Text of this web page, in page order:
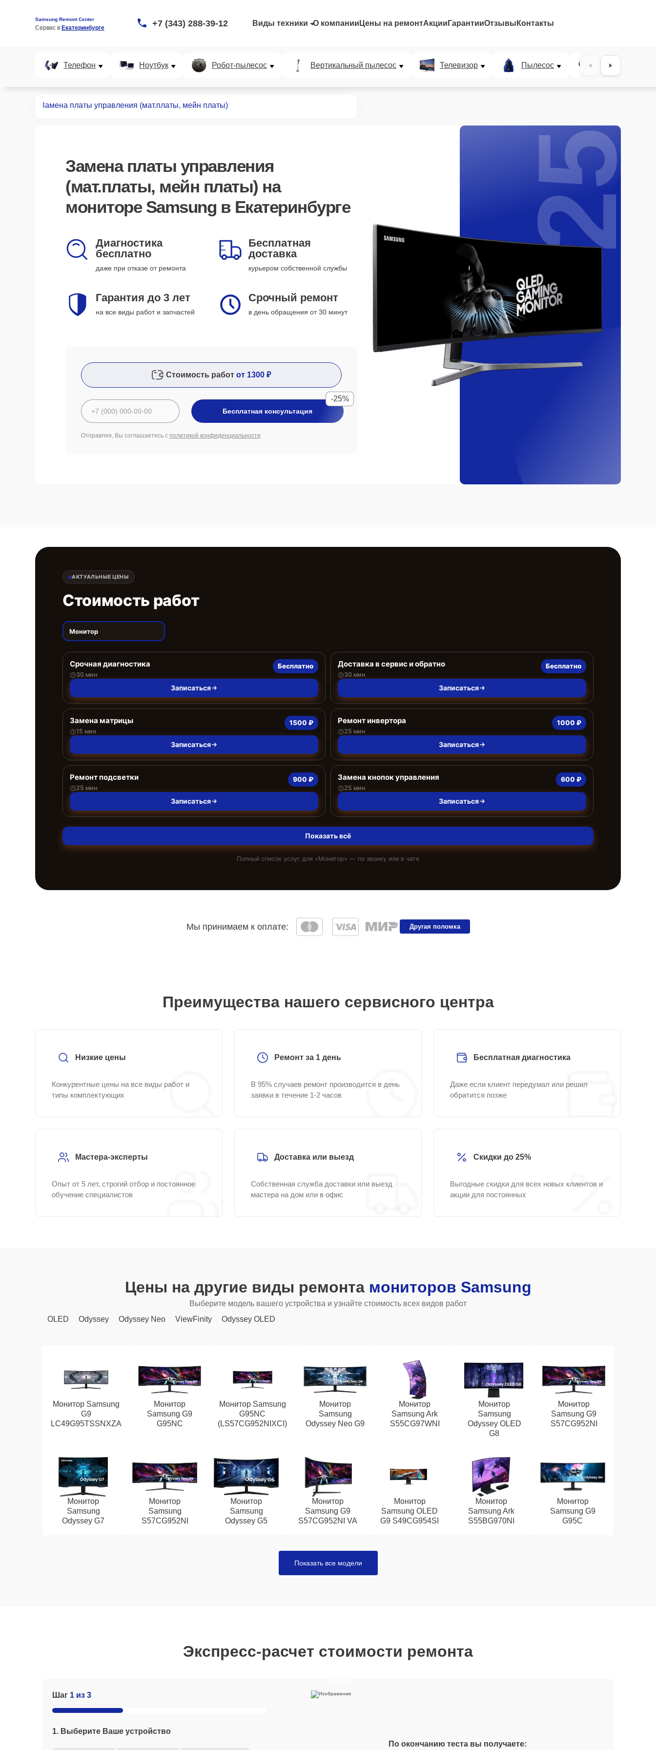
Samsung Remont Center
Сервис в Екатеринбурге +7 (343) 288-39-12 Виды техники О компании Цены на ремонтАкции ГарантииОтзывы Контакты
Телефон Ноутбук Робот-пылесос Вертикальный пылесос Телевизор Пылесос Проектор
Замена платы управления (мат.платы, мейн платы)
Замена платы управления
(мат.платы, мейн платы) на
мониторе Samsung в Екатеринбурге
Диагностика
бесплатно
даже при отказе от ремонта
Бесплатная
доставка
курьером собственной службы
Гарантия до 3 лет
на все виды работ и запчастей
Срочный ремонт
в день обращения от 30 минут
Стоимость работ от 1300 ₽
Бесплатная консультация
-25%
Отправляя, Вы соглашаетесь с политикой конфиденциальности
25%
АКТУАЛЬНЫЕ ЦЕНЫ
Стоимость работ
Монитор
Срочная диагностика
30 мин
Бесплатно
Записаться
Доставка в сервис и обратно
30 мин
Бесплатно
Записаться
Замена матрицы
15 мин
1500 ₽
Записаться
Ремонт инвертора
25 мин
1000 ₽
Записаться
Ремонт подсветки
25 мин
900 ₽
Записаться
Замена кнопок управления
25 мин
600 ₽
Записаться
Показать всё
Полный список услуг для «Монитор» — по звонку или в чате
Мы принимаем к оплате: Другая поломка
Преимущества нашего сервисного центра
Низкие цены
Конкурентные цены на все виды работ и
типы комплектующих
Ремонт за 1 день
В 95% случаев ремонт производится в день
заявки в течение 1-2 часов
Бесплатная диагностика
Даже если клиент передумал или решил
обратится позже
Мастера-эксперты
Опыт от 5 лет, строгий отбор и постоянное
обучение специалистов
Доставка или выезд
Собственная служба доставки или выезд
мастера на дом или в офис
Скидки до 25%
Выгодные скидки для всех новых клиентов и
акции для постоянных
Цены на другие виды ремонта мониторов Samsung
Выберите модель вашего устройства и узнайте стоимость всех видов работ
OLED
Odyssey Odyssey Neo ViewFinity Odyssey OLED
Монитор Samsung
G9
LC49G95TSSNXZA
Монитор
Samsung G9
G95NC
Монитор Samsung
G95NC
(LS57CG952NIXCI)
Монитор
Samsung
Odyssey Neo G9
Монитор
Samsung Ark
S55CG97WNI
Монитор
Samsung
Odyssey OLED
G8
Монитор
Samsung G9
S57CG952NI
Монитор
Samsung
Odyssey G7
Монитор
Samsung
S57CG952NI
Монитор
Samsung
Odyssey G5
Монитор
Samsung G9
S57CG952NI VA
Монитор
Samsung OLED
G9 S49CG954SI
Монитор
Samsung Ark
S55BG970NI
Монитор
Samsung G9
G95C
Показать все модели
Экспресс-расчет стоимости ремонта
Шаг 1 из 3
1. Выберите Ваше устройство
Отвечайте на вопросы, чтобы
По окончанию теста вы получаете: